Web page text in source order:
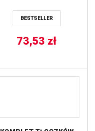
BESTSELLER
73,53 zł